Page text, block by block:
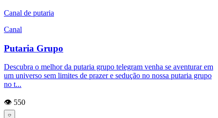
Canal de putaria
Canal
Putaria Grupo
Descubra o melhor da putaria grupo telegram venha se aventurar em
um universo sem limites de prazer e sedução no nossa putaria grupo
no t...
👁️ 550